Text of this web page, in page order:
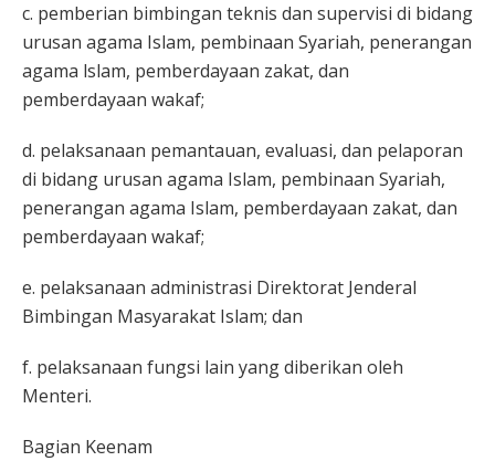
c. pemberian bimbingan teknis dan supervisi di bidang
urusan agama Islam, pembinaan Syariah, penerangan
agama lslam, pemberdayaan zakat, dan
pemberdayaan wakaf;
d. pelaksanaan pemantauan, evaluasi, dan pelaporan
di bidang urusan agama Islam, pembinaan Syariah,
penerangan agama Islam, pemberdayaan zakat, dan
pemberdayaan wakaf;
e. pelaksanaan administrasi Direktorat Jenderal
Bimbingan Masyarakat Islam; dan
f. pelaksanaan fungsi lain yang diberikan oleh
Menteri.
Bagian Keenam